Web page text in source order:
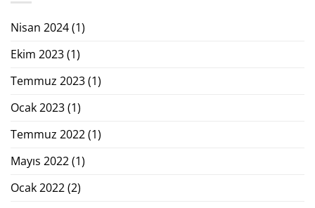
Nisan 2024(1)
Ekim 2023(1)
Temmuz 2023(1)
Ocak 2023(1)
Temmuz 2022(1)
Mayıs 2022(1)
Ocak 2022(2)